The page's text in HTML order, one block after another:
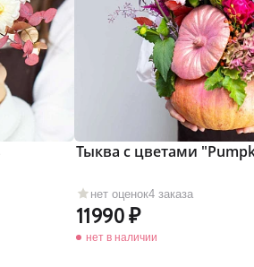
нет оценок4 заказа
Тыква с цветами
11990
нет в наличии